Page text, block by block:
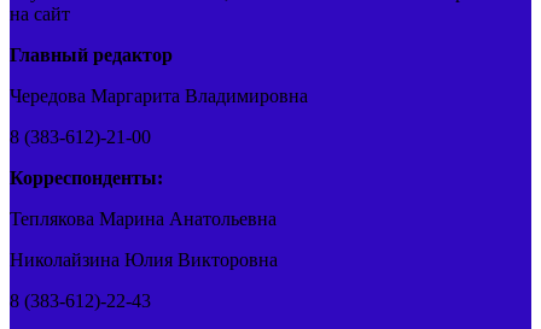
на сайт
Главный редактор
Чередова Маргарита Владимировна
8 (383-612)-21-00
Корреспонденты:
Теплякова Марина Анатольевна
Николайзина Юлия Викторовна
8 (383-612)-22-43